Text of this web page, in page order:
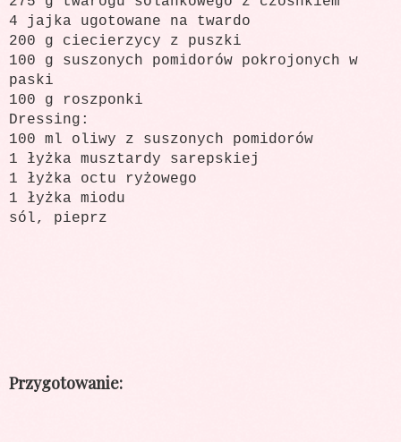
4 jajka ugotowane na twardo
200 g ciecierzycy z puszki
100 g suszonych pomidorów pokrojonych w
paski
100 g roszponki
Dressing:
100 ml oliwy z suszonych pomidorów
1 łyżka musztardy sarepskiej
1 łyżka octu ryżowego
1 łyżka miodu
sól, pieprz
Przygotowanie: